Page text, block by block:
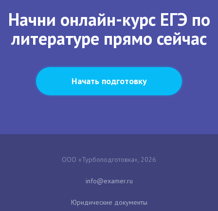
Начни онлайн-курс ЕГЭ по
литературе прямо сейчас
Начать подготовку
ООО «Турбоподготовка», 2026
Юридические документы